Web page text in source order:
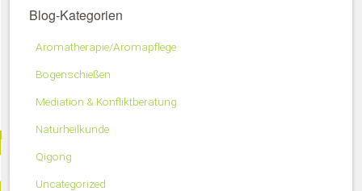
Blog-Kategorien
Aromatherapie/Aromapflege
Bogenschießen
Mediation & Konfliktberatung
Naturheilkunde
Qigong
Uncategorized